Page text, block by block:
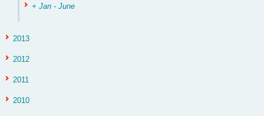
+ Jan - June
2013
2012
2011
2010